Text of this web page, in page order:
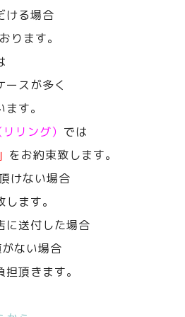
ける場合
ります。
ースが多く
す。
リング） では
をお約束致します。
けない場合
ます。
送付した場合
ない場合
頂きます。